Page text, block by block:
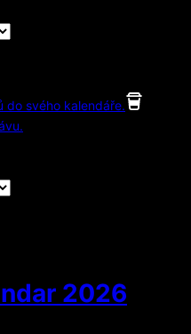
do svého kalendáře.
2026